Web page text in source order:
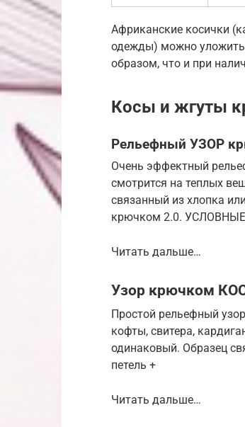
Африканские косички
одежды) можно уложить
образом, что и при
Косы и жгуты
Рельефный УЗОР
Очень эффектный
смотрится на теплых
связанный из хлопка
крючком 2.0. УСЛОВНЫЕ
Читать дальше…
Узор крючком
Простой рельефный
кофты, свитера,
одинаковый. Образец
петель +
Читать дальше…